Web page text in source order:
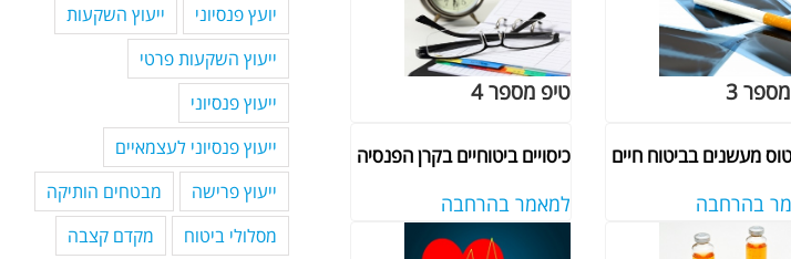
3
מעשנים בביטוח חיים
בהרחבה
טיפ מספר 4
כיסויים ביטוחיים בקרן הפנסיה
למאמר בהרחבה
יועץ פנסיוני
ייעוץ השקעות
ייעוץ השקעות פרטי
ייעוץ פנסיוני
ייעוץ פנסיוני לעצמאיים
ייעוץ פרישה
מבטחים הותיקה
מסלולי ביטוח
מקדם קצבה